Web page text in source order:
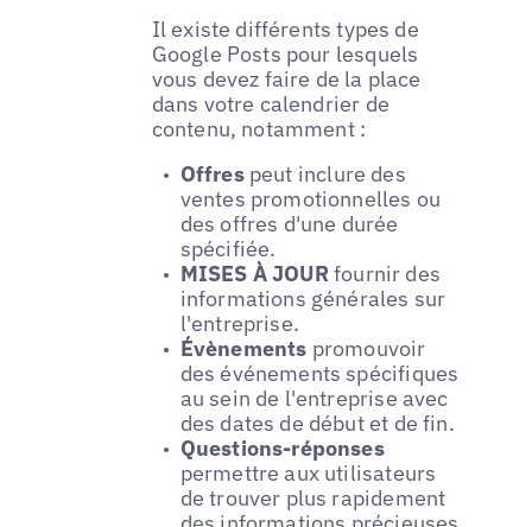
Il existe différents types de
Google Posts pour lesquels
vous devez faire de la place
dans votre calendrier de
contenu, notamment :
Offrespeut inclure des
ventes promotionnelles ou
des offres d'une durée
spécifiée.
MISES À JOUR fournir des
informations générales sur
l'entreprise.
Évènements promouvoir
des événements spécifiques
au sein de l'entreprise avec
des dates de début et de fin.
Questions-réponses
permettre aux utilisateurs
de trouver plus rapidement